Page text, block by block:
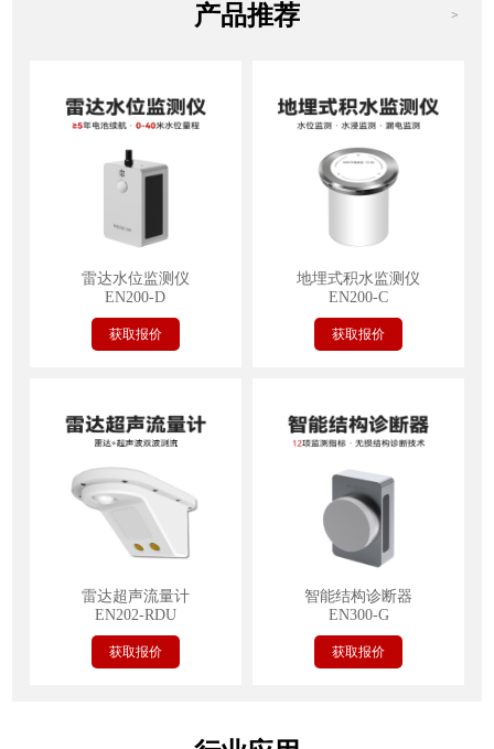
产品推荐 >
雷达水位监测仪
EN200-D
获取报价
地埋式积水监测仪
EN200-C
获取报价
雷达超声流量计
EN202-RDU
获取报价
智能结构诊断器
EN300-G
获取报价